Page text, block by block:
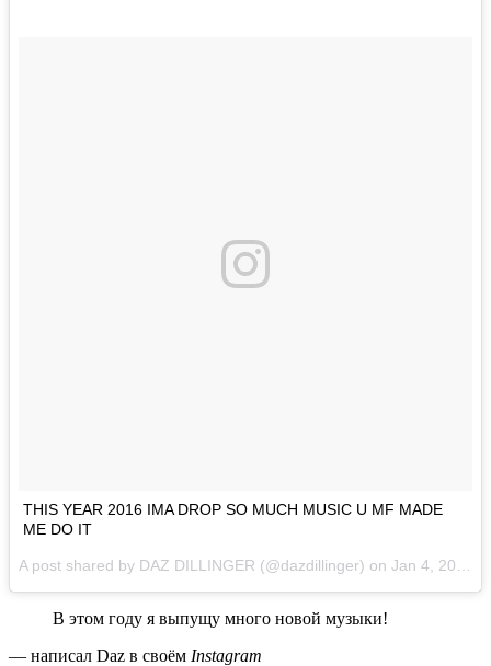
THIS YEAR 2016 IMA DROP SO MUCH MUSIC U MF MADE
ME DO IT
A post shared by DAZ DILLINGER (@dazdillinger) on Jan 4, 2016 at 6:31pm PST
В этом году я выпущу много новой музыки!
— написал Daz в своём Instagram